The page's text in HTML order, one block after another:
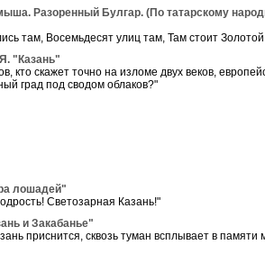
Разоренный Булгар. (По татарскому
там, Восемьдесят улиц там, Там стоит
"Казань"
кто скажет точно на изломе двух веков,
град под сводом облаков?"
лошадей"
Светозарная Казань!"
и Закабанье"
приснится, сквозь туман всплывает в памяти